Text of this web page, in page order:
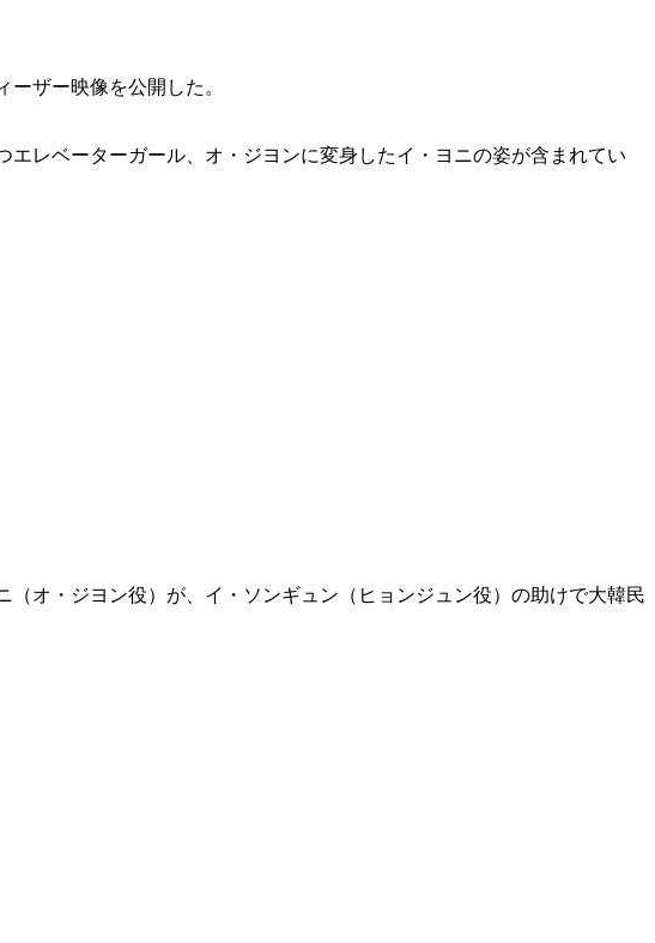
ザー映像を公開した。
レベーターガール、オ・ジヨンに変身したイ・ヨニの姿が含まれてい
オ・ジヨン役）が、イ・ソンギュン（ヒョンジュン役）の助けで大韓民